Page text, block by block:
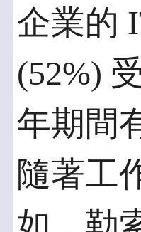
企業的
(52%)
年期間
隨著工